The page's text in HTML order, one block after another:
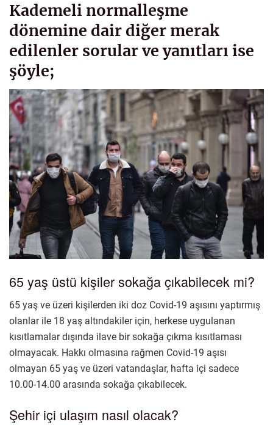
Kademeli normalleşme
dönemine dair diğer merak
edilenler sorular ve yanıtları ise
şöyle;
65 yaş üstü kişiler sokağa çıkabilecek mi?
65 yaş ve üzeri kişilerden iki doz Covid-19 aşısını yaptırmış
olanlar ile 18 yaş altındakiler için, herkese uygulanan
kısıtlamalar dışında ilave bir sokağa çıkma kısıtlaması
olmayacak. Hakkı olmasına rağmen Covid-19 aşısı
olmayan 65 yaş ve üzeri vatandaşlar, hafta içi sadece
10.00-14.00 arasında sokağa çıkabilecek.
Şehir içi ulaşım nasıl olacak?